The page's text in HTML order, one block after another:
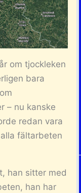
om tjockleken
bara
– nu kanske
redan vara
fältarbeten
han sitter med
han har